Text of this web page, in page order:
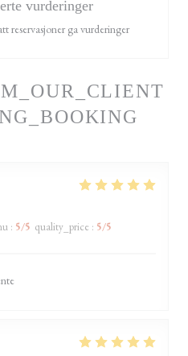
: 5/5 quality_price : 5/5
vurderinger
reservasjoner ga vurderinger